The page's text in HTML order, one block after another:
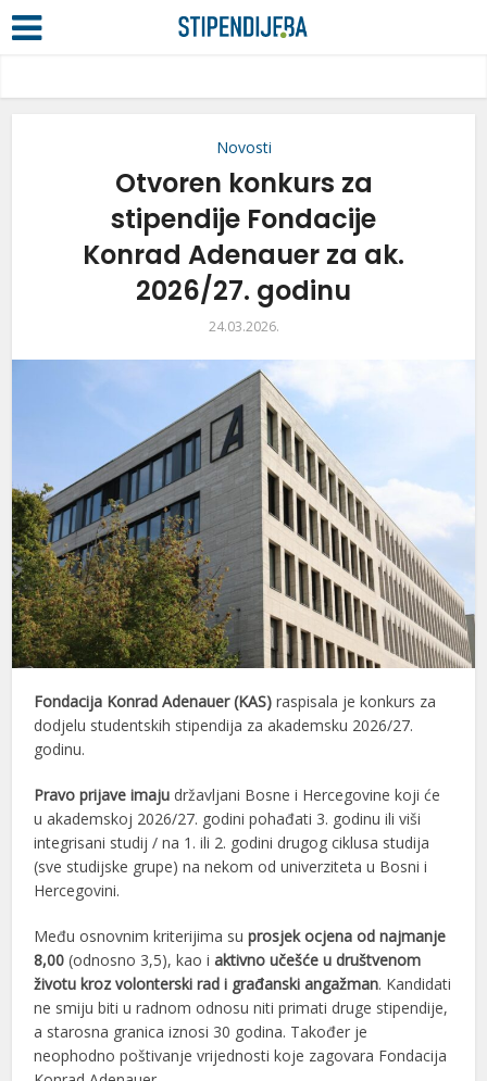
Novosti
Otvoren konkurs za
stipendije Fondacije
Konrad Adenauer za ak.
2026/27. godinu
24.03.2026.
Fondacija Konrad Adenauer (KAS) raspisala je konkurs za
dodjelu studentskih stipendija za akademsku 2026/27.
godinu.
Pravo prijave imaju državljani Bosne i Hercegovine koji će
u akademskoj 2026/27. godini pohađati 3. godinu ili viši
integrisani studij / na 1. ili 2. godini drugog ciklusa studija
(sve studijske grupe) na nekom od univerziteta u Bosni i
Hercegovini.
Među osnovnim kriterijima suprosjek ocjena od najmanje
8,00 (odnosno 3,5), kao iaktivno učešće u društvenom
životu kroz volonterski rad i građanski angažman. Kandidati
ne smiju biti u radnom odnosu niti primati druge stipendije,
a starosna granica iznosi 30 godina. Također je
neophodno poštivanje vrijednosti koje zagovara Fondacija